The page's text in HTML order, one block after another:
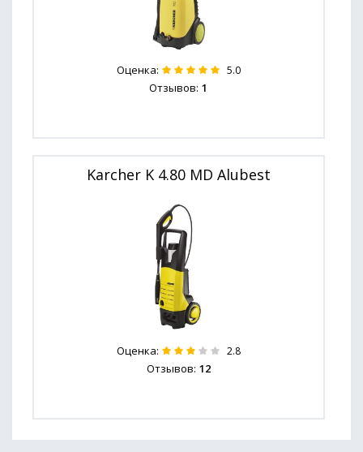
Оценка: 5.0
Отзывов: 1
Karcher K 4.80 MD Alubest
Оценка: 2.8
Отзывов: 12